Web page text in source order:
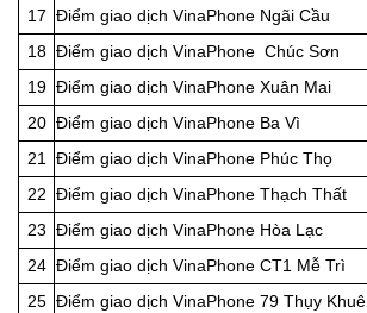
17 Điểm giao dịch VinaPhone Ngãi Cầu
18 Điểm giao dịch VinaPhone Chúc Sơn
19 Điểm giao dịch VinaPhone Xuân Mai
20 Điểm giao dịch VinaPhone Ba Vì
21
Điểm giao dịch VinaPhone Phúc Thọ
22 Điểm giao dịch VinaPhone Thạch Thất
23 Điểm giao dịch VinaPhone Hòa Lạc
24 Điểm giao dịch VinaPhone CT1 Mễ Trì
25 Điểm giao dịch VinaPhone 79 Thụy Khuê